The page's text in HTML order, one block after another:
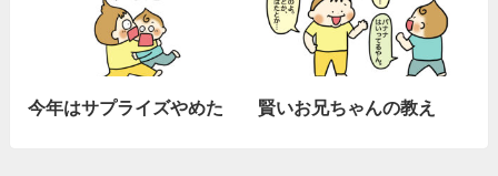
今年はサプライズやめた 賢いお兄ちゃんの教え